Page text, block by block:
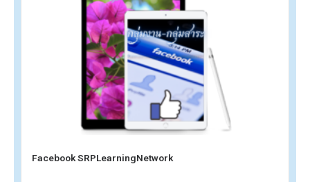
Facebook SRPLearningNetwork